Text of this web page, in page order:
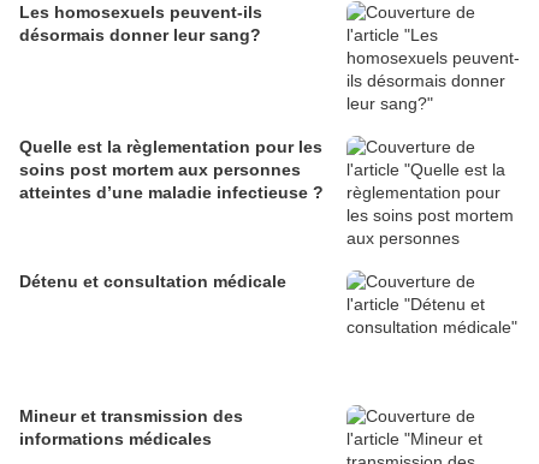
Les homosexuels peuvent-ils
désormais donner leur sang?
Quelle est la règlementation pour les
soins post mortem aux personnes
atteintes d’une maladie infectieuse ?
Détenu et consultation médicale
Mineur et transmission des
informations médicales